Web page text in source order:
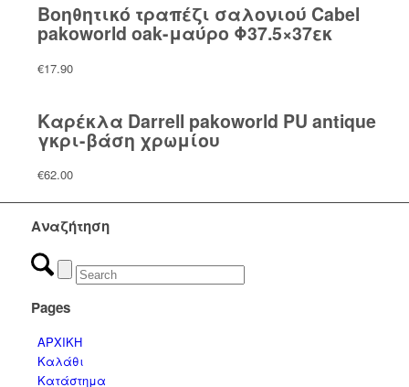
€48.00.είναι:
€36.00.
Βοηθητικό τραπέζι σαλονιού Cabel
pakoworld oak-μαύρο Φ37.5×37εκ
€17.90
Καρέκλα Darrell pakoworld PU antique
γκρι-βάση χρωμίου
€62.00
Αναζήτηση
Pages
ΑΡΧΙΚΗ
Καλάθι
Κατάστημα